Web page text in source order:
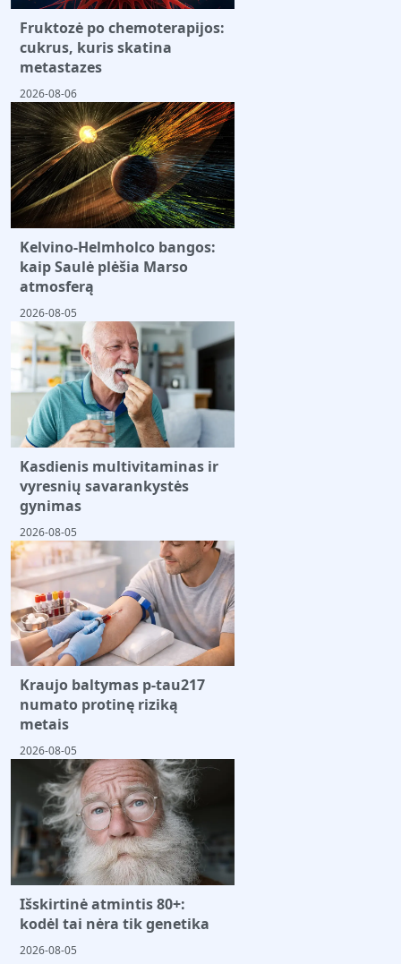
Fruktozė po chemoterapijos:
cukrus, kuris skatina
metastazes
2026-08-06
Kelvino-Helmholco bangos:
kaip Saulė plėšia Marso
atmosferą
2026-08-05
Kasdienis multivitaminas ir
vyresnių savarankystės
gynimas
2026-08-05
Kraujo baltymas p-tau217
numato protinę riziką
metais
2026-08-05
Išskirtinė atmintis 80+:
kodėl tai nėra tik genetika
2026-08-05